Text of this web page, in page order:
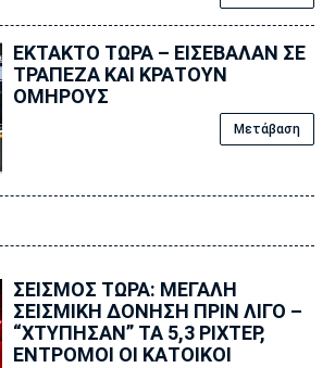
EKTAKTO ΤΩΡΑ – ΕΙΣΕΒΑΛΑΝ ΣΕ
ΤΡΑΠΕΖΑ ΚΑΙ ΚΡΑΤΟΥΝ
ΟΜΗΡΟΥΣ
Μετάβαση
ΣΕΙΣΜΟΣ ΤΩΡΑ: ΜΕΓΑΛΗ
ΣΕΙΣΜΙΚΗ ΔΟΝΗΣΗ ΠΡΙΝ ΛΙΓΟ –
“ΧΤΥΠΗΣΑΝ” ΤΑ 5,3 ΡΙΧΤΕΡ,
ΕΝΤΡΟΜΟΙ ΟΙ ΚΑΤΟΙΚΟΙ